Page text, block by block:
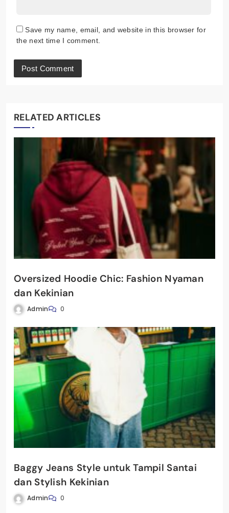
Save my name, email, and website in this browser for
the next time I comment.
RELATED ARTICLES
Oversized Hoodie Chic: Fashion Nyaman
dan Kekinian
Admin 0
Baggy Jeans Style untuk Tampil Santai
dan Stylish Kekinian
Admin 0